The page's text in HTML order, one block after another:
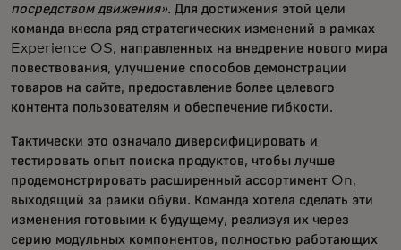
посредством движения». Для достижения этой цели
команда внесла ряд стратегических изменений в рамках
Experience OS, направленных на внедрение нового мира
повествования, улучшение способов демонстрации
товаров на сайте, предоставление более целевого
контента пользователям и обеспечение гибкости.
Тактически это означало диверсифицировать и
тестировать опыт поиска продуктов, чтобы лучше
продемонстрировать расширенный ассортимент On,
выходящий за рамки обуви. Команда хотела сделать эти
изменения готовыми к будущему, реализуя их через
серию модульных компонентов, полностью работающих